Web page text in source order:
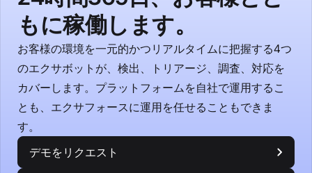
もに稼働します。
お客様の環境を一元的かつリアルタイムに把握する4つ
のエクサボットが、検出、トリアージ、調査、対応を
カバーします。プラットフォームを自社で運用するこ
とも、エクサフォースに運用を任せることもできま
す。
デモをリクエスト